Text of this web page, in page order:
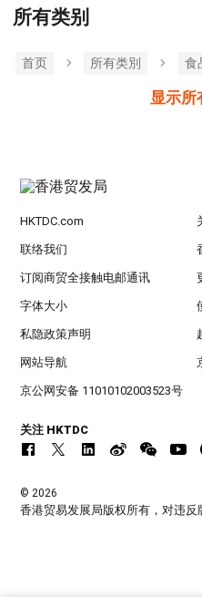
所有类别
首页 所有类別 食
显示所
HKTDC.com
联络我们
订阅商贸全接触电邮通讯
字体大小
私隐政策声明
网站导航
京公网安备 11010102003523号
关注 HKTDC
© 2026
香港贸易发展局版权所有，对违反